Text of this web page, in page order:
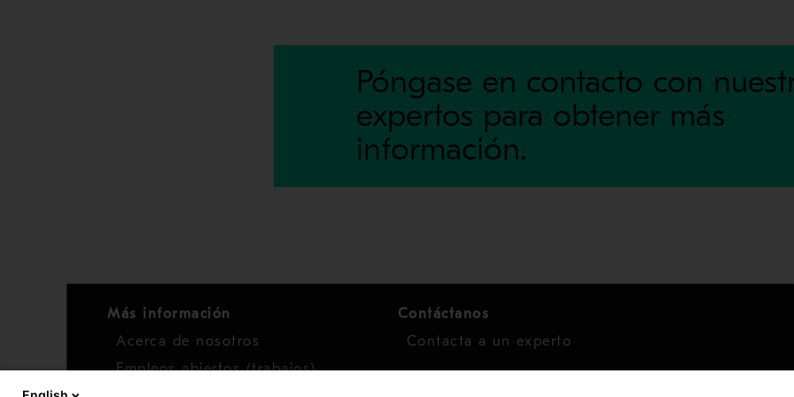
Póngase en contacto con
expertos para obtener más
información.
Más información
Acerca de nosotros
Empleos abiertos (trabajos)
Contáctanos
Contacta a un experto